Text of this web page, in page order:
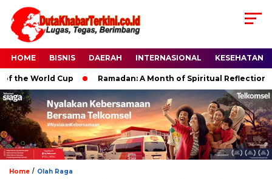
HOME BISNIS DAERAH INTERNASIONAL KESEHATAN
World Cup Ramadan: A Month of Spiritual Reflection,
Home / Olah Raga